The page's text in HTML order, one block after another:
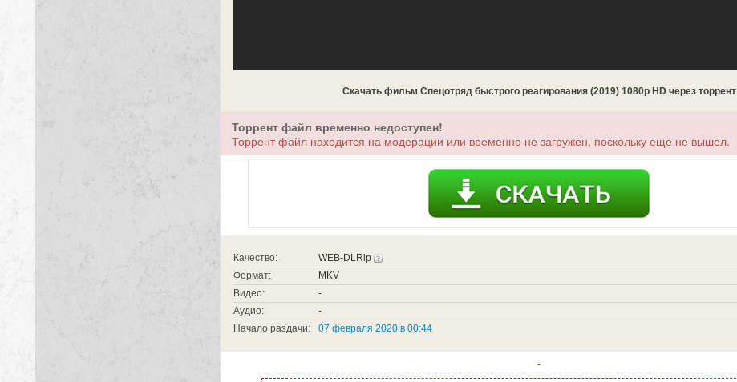
Скачать фильм Спецотряд быстрого реагирования (2019) 1080p HD через торрент
Торрент файл временно недоступен!
Торрент файл находится на модерации или временно не загружен, поскольку ещё не вышел.
Качество:
WEB-DLRip
Формат:
MKV
Видео:
-
Аудио:
-
Начало раздачи:
07 февраля 2020 в 00:44
-